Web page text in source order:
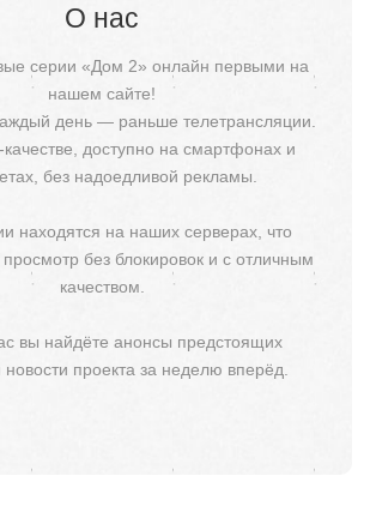
О нас
серии «Дом 2» онлайн первыми на
нашем сайте!
день — раньше телетрансляции.
доступно на смартфонах и
без надоедливой рекламы.
находятся на наших серверах, что
без блокировок и с отличным
качеством.
вы найдёте анонсы предстоящих
новости проекта за неделю вперёд.